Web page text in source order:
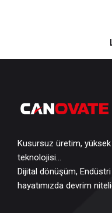
Kusursuz üretim,
teknolojisi…
Dijital dönüşüm,
hayatımızda devrim